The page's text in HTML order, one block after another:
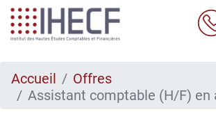
Aller
au
contenu
Accueil
Offres
Assistant comptable (H/F) en